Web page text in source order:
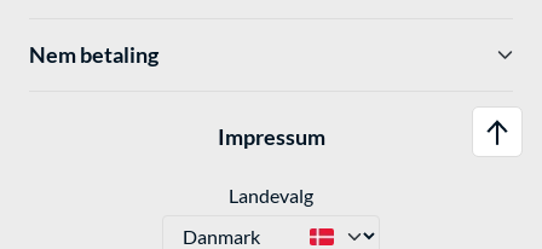
Nem betaling
Impressum
Landevalg